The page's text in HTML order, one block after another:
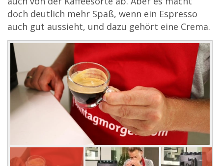
doch deutlich mehr Spaß, wenn ein Espresso
auch gut aussieht, und dazu gehört eine Crema.